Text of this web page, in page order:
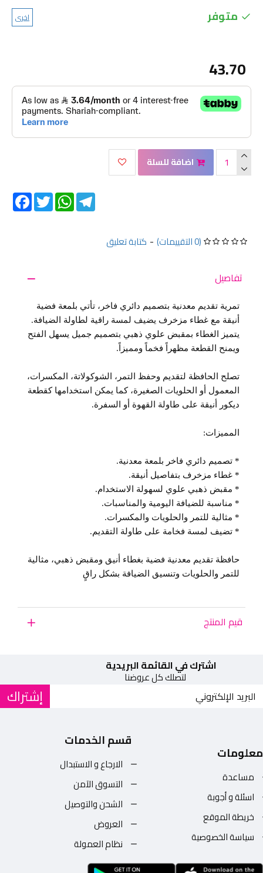
متوفر اخرى
(0 التقييمات) - كتابة تعليق
43.70
اضافة للسلة
Twitter
WhatsAppTelegram
تفاصيل
تمرية تقديم معدنية بتصميم دائري فاخر، تأتي بلمعة فضية
أنيقة مع غطاء مزخرف يضيف لمسة راقية لطاولة الضيافة.
يتميز الغطاء بمقبض علوي ذهبي بتصميم جميل يسهل الفتح
ويمنح القطعة مظهراً فخماً ومميزاً.
تصلح الحافظة لتقديم وحفظ التمر، الشوكولاتة، المكسرات،
المعمول أو الحلويات الصغيرة، كما يمكن استخدامها كقطعة
ديكور أنيقة على طاولة القهوة أو السفرة.
المميزات:
* تصميم دائري فاخر بلمعة معدنية.
* غطاء مزخرف بتفاصيل أنيقة.
* مقبض ذهبي علوي لسهولة الاستخدام.
* مناسبة للضيافة اليومية والمناسبات.
* مثالية للتمر والحلويات والمكسرات.
* تضيف لمسة فخامة على طاولة التقديم.
حافظة تقديم معدنية فضية بغطاء أنيق ومقبض ذهبي، مثالية
للتمر والحلويات وتنسيق الضيافة بشكل راقٍ
قيم المنتج
اشترك في القائمة البريدية
لتصلك كل عروضنا
إشتراك
معلومات
مساعدة
اسئلة و أجوبة
خريطة الموقع
سياسة الخصوصية
قسم الخدمات
الارجاع و الاستبدال
التسوق الآمن
الشحن والتوصيل
العروض
نظام العمولة